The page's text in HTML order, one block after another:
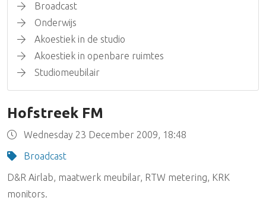
Hofstreek FM
Wednesday 23 December 2009, 18:48
Broadcast
D&R Airlab, maatwerk meubilar, RTW metering, KRK
monitors.
Broadcast
Onderwijs
Akoestiek in de studio
Akoestiek in openbare ruimtes
Studiomeubilair